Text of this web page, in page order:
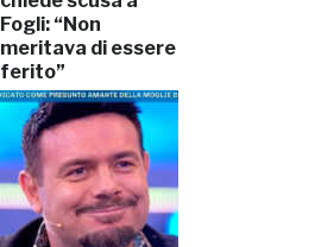
Fogli: “Non
meritava di essere
ferito”